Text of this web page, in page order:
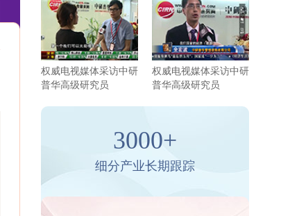
权威电视媒体采访中研
普华高级研究员
权威电视媒体采访中研
普华高级研究员
3000+
细分产业长期跟踪